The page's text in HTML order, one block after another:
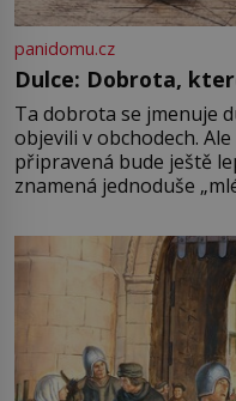
panidomu.cz
Dulce: Dobrota,
Ta dobrota se jmenuje
objevili v obchodech.
připravená bude ještě
znamená jednoduše
pře hned několik
Francie, kde se traduje,